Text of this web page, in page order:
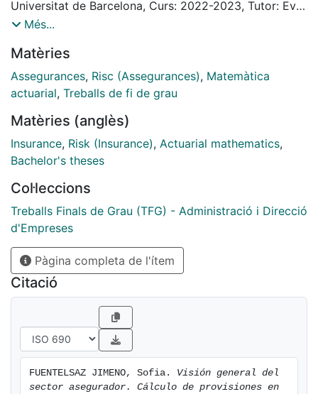
afectar directamente al estado de las personas,
aunque no todos los tipos se consideran del ramo de
aseguradoras tengan la capacidad de pagar las
indemnizaciones, reservan parte de sus ingresos en las
llamadas provisiones técnicas. En este trabajo se
vida y, utilizando el programa “RStudio”, se realiza una
aplicación con datos reales en forma de triángulo de
desarrollo en la que se calcula la provisión utilizando
Universitat de Barcelona, Curs: 2022-2023, Tutor: Eva
Boj Del Val
Més...
Matèries
Assegurances, Risc (Assegurances), Matemàtica
actuarial, Treballs de fi de grau
Matèries (anglès)
Insurance, Risk (Insurance), Actuarial mathematics,
Bachelor's theses
Col·leccions
Treballs Finals de Grau (TFG) - Administració i Direcció
d'Empreses
Pàgina completa de l'ítem
Citació
FUENTELSAZ JIMENO, Sofia. Visión general del
sector asegurador. Cálculo de provisiones en